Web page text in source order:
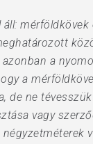
a
a
de ne
vagy